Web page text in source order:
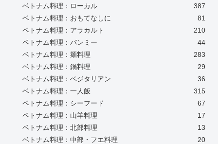
ベトナム料理：ローカル
387
ベトナム料理：おもてなしに
81
ベトナム料理：アラカルト
210
ベトナム料理：バンミー
44
ベトナム料理：麺料理
283
ベトナム料理：鍋料理
29
ベトナム料理：ベジタリアン
36
ベトナム料理：一人飯
315
ベトナム料理：シーフード
67
ベトナム料理：山羊料理
17
ベトナム料理：北部料理
13
ベトナム料理：中部・フエ料理
20